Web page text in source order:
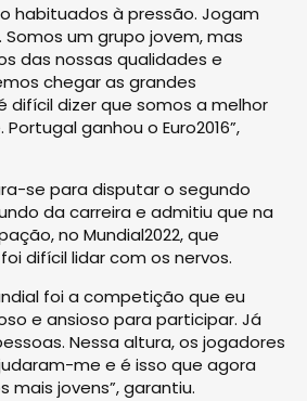
habituados à pressão. Jogam
um grupo jovem, mas
das nossas qualidades e
chegar as grandes
difícil dizer que somos a melhor
ganhou o Euro2016”,
se para disputar o segundo
da carreira e admitiu que na
no Mundial2022, que
difícil lidar com os nervos.
foi a competição que eu
e ansioso para participar. Já
Nessa altura, os jogadores
me e é isso que agora
mais jovens”, garantiu.